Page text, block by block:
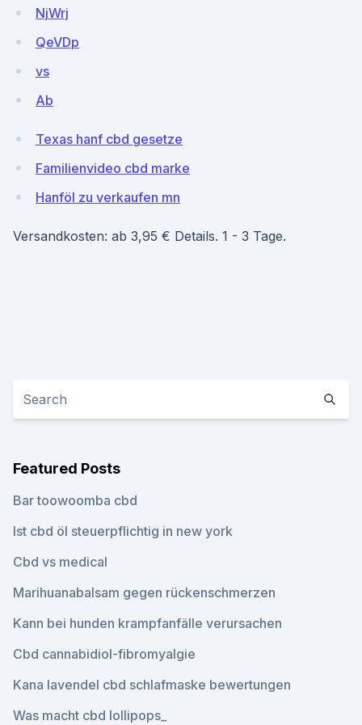
NjWrj
QeVDp
vs
Ab
Texas hanf cbd gesetze
Familienvideo cbd marke
Hanföl zu verkaufen mn
Versandkosten: ab 3,95 € Details. 1 - 3 Tage.
Featured Posts
Bar toowoomba cbd
Ist cbd öl steuerpflichtig in new york
Cbd vs medical
Marihuanabalsam gegen rückenschmerzen
Kann bei hunden krampfanfälle verursachen
Cbd cannabidiol-fibromyalgie
Kana lavendel cbd schlafmaske bewertungen
Was macht cbd lollipops_